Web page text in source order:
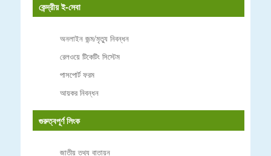
কেন্দ্রীয় ই-সেবা
অনলাইন জন্ম/মৃত্যু নিবন্ধন
রেলওয়ে টিকেটিং সিস্টেম
পাসপোর্ট ফরম
আয়কর নিবন্ধন
গুরুত্বপূর্ণ লিংক
জাতীয় তথ্য বাতায়ন